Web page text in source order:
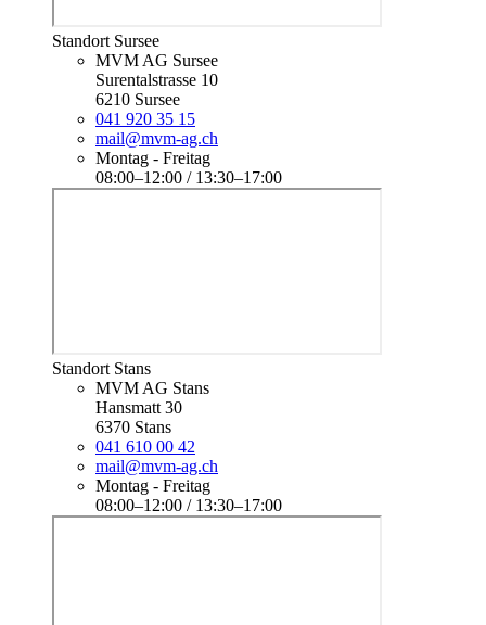
Standort Sursee
MVM AG Sursee
Surentalstrasse 10
6210 Sursee
041 920 35 15
mail@mvm-ag.ch
Montag - Freitag
08:00–12:00 / 13:30–17:00
Standort Stans
MVM AG Stans
Hansmatt 30
6370 Stans
041 610 00 42
mail@mvm-ag.ch
Montag - Freitag
08:00–12:00 / 13:30–17:00